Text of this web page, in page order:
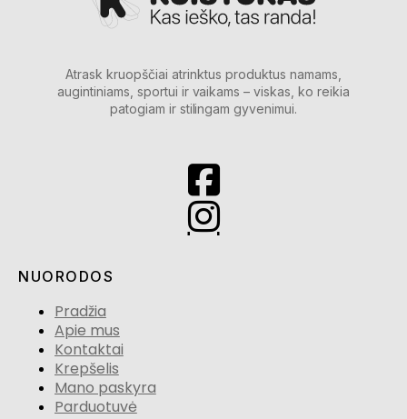
Atrask kruopščiai atrinktus produktus namams,
augintiniams, sportui ir vaikams – viskas, ko reikia
patogiam ir stilingam gyvenimui.
NUORODOS
Pradžia
Apie mus
Kontaktai
Krepšelis
Mano paskyra
Parduotuvė